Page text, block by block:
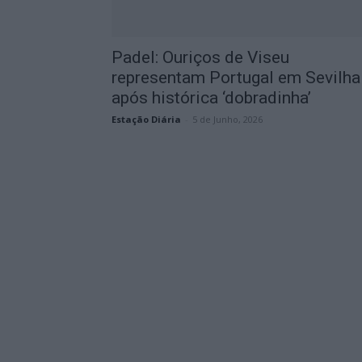
Padel: Ouriços de Viseu
representam Portugal em Sevilha
após histórica ‘dobradinha’
Estação Diária 5 de Junho, 2026